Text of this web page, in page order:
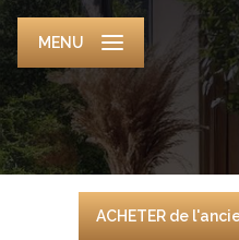
MENU
ACHETER de